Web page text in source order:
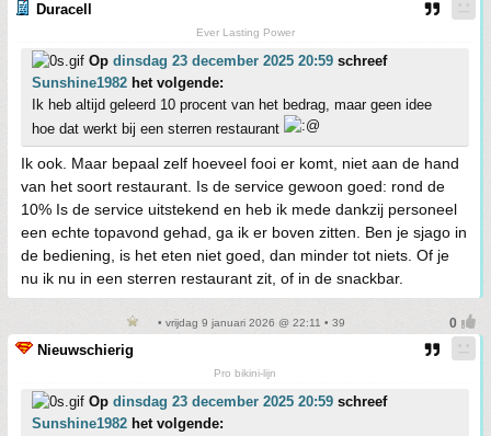
Duracell
Ever Lasting Power
Op dinsdag 23 december 2025 20:59 schreef
Sunshine1982 het volgende:
Ik heb altijd geleerd 10 procent van het bedrag, maar geen idee
hoe dat werkt bij een sterren restaurant
Ik ook. Maar bepaal zelf hoeveel fooi er komt, niet aan de hand
van het soort restaurant. Is de service gewoon goed: rond de
10% Is de service uitstekend en heb ik mede dankzij personeel
een echte topavond gehad, ga ik er boven zitten. Ben je sjago in
de bediening, is het eten niet goed, dan minder tot niets. Of je
nu ik nu in een sterren restaurant zit, of in de snackbar.
• vrijdag 9 januari 2026 @ 22:11 • 39
Nieuwschierig
Pro bikini-lijn
Op dinsdag 23 december 2025 20:59 schreef
Sunshine1982 het volgende: